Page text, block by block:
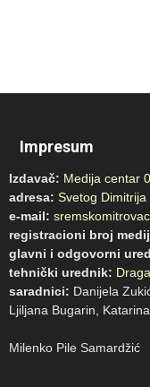
Impresum
Izdavač: Medija centar
adresa: Svetog
e-mail:
registracioni broj
glavni i odgovorni
tehnički urednik:
saradnici: Danijela
Ljiljana
Milenko Pile Samardžić